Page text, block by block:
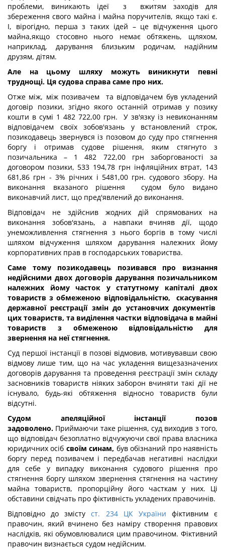
проблеми, виникають ідеї з вжитям заходів для
збереження свого майна і майна поручителів, якщо такі є.
І, вірогідно, перша з таких ідей – це відчуження цього
майна,якщо стосовно нього немає обтяжень, щляхом,
наприклад, дарування близьким родичам, надійним
друзям, дітям.
Але на цьому шляху можуть виникнути певні
труднощі. Ця судова справа саме про них.
Отже між, між позивачем та відповідачем був укладений
договір позики, згідно якого останній отримав у позику
кошти в сумі 1 482 722,00 грн. У зв'язку із невиконанням
відповідачем своїх зобов'язань у встановлений строк,
позикодавець звернувся із позовом до суду про стягнення
боргу і отримав судове рішення, яким стягнуто з
позичальника – 1 482 722,00 грн заборгованості за
договором позики, 533 194,78 грн інфляційних втрат, 143
681,86 грн - 3% річних і 5481,00 грн. судового збору. На
виконання вказаного рішення судом було видано
виконавчий лист, що пред'явлений до виконання.
Відповідач не здійснив жодних дій спрямованих на
виконання зобов'язань, а навпаки вчиняв дії, щодо
унеможливлення стягнення з нього боргів в тому числі
шляхом відчуження шляхом дарування належних йому
корпоративних прав в господарських товариства.
Саме тому позикодавець позивався про визнання
недійсними двох договорів дарування позичальником
належних йому часток у статутному капіталі двох
товариств з обмеженою відповідальністю, скасування
державної реєстрації змін до установчих документів
цих товариств, та виділення частки відповідача в майні
товариств з обмеженою відповідальністю для
звернення на неї стягнення.
Суд першої інстанції в позові відмовив, мотивувавши свою
відмову лише тим, що на час укладення вищезазначених
договорів дарування та проведення реєстрації змін складу
засновників товариств ніяких заборон вчиняти такі дії не
існувало, будь-які обтяження відносно товариств були
відсутні.
Судом апеляційної інстанції позов
задоволено. Приймаючи таке рішення, суд виходив з того,
що відповідач безоплатно відчужуючи свої права власника
юридичних осіб своїм синам, був обізнаний про наявність
боргу перед позивачем і передбачав негативні наслідки
для себе у випадку виконання судового рішення про
стягнення боргу шляхом звернення стягнення на частину
майна товариств, пропорційну його часткам у них. Ці
обставини свідчать про фіктивність укладених правочинів.
Відповідно до змістуст. 234 ЦК України фіктивним є
правочин, який вчинено без наміру створення правових
наслідків, які обумовлювалися цим правочином. Фіктивний
правочин визнається судом недійсним.